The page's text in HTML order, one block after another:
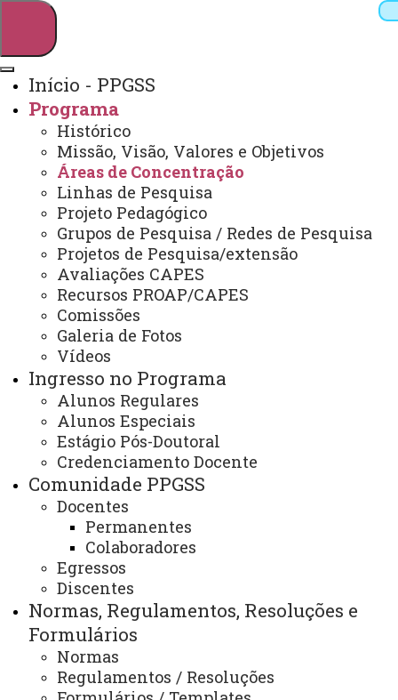
Webmail Sistemas
Arquivo Virtual
Campus
Início - PPGSS
Programa
Histórico
Missão, Visão, Valores e Objetivos
Áreas de Concentração
Linhas de Pesquisa
Projeto Pedagógico
Grupos de Pesquisa / Redes de Pesquisa
Projetos de Pesquisa/extensão
Avaliações CAPES
Recursos PROAP/CAPES
Comissões
Galeria de Fotos
Vídeos
Ingresso no Programa
Alunos Regulares
Alunos Especiais
Estágio Pós-Doutoral
Credenciamento Docente
Comunidade PPGSS
Docentes
Permanentes
Colaboradores
Egressos
Discentes
Normas, Regulamentos, Resoluções e
Formulários
Normas
Regulamentos / Resoluções
Mestrado em Serviço Social
Áreas de Concentração
Serviço Social, Política Social e
Trabalho Profissional
ATUALIZAÇÃO MAIS RECENTE: 13 DE MARÇO DE
ACESSOS: 683
(45) 3379-7161
Horário de Atendimento: